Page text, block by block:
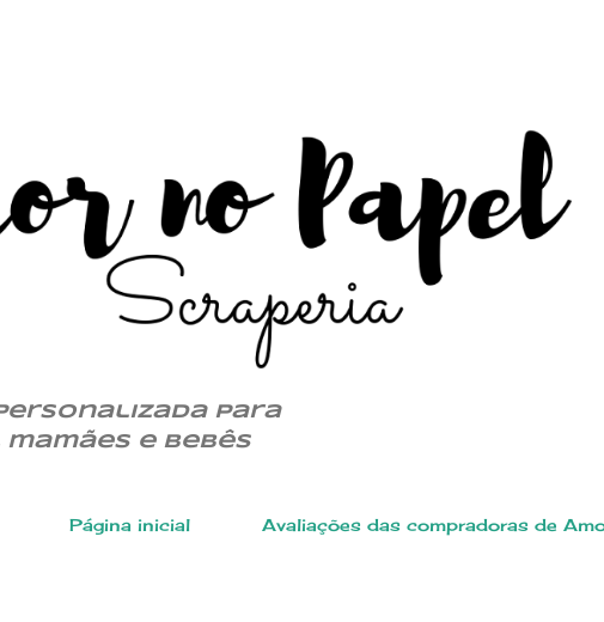
para
e bebês
Página inicial Avaliações das compradoras de